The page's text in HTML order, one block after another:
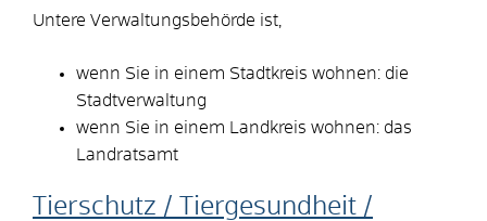
Untere Verwaltungsbehörde ist,
wenn Sie in einem Stadtkreis wohnen: die
Stadtverwaltung
wenn Sie in einem Landkreis wohnen: das
Landratsamt
Tierschutz / Tiergesundheit /